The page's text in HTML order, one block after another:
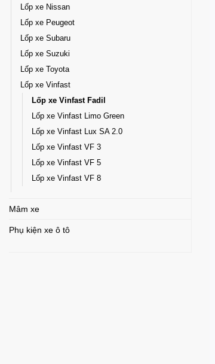
Lốp xe Nissan
Lốp xe Peugeot
Lốp xe Subaru
Lốp xe Suzuki
Lốp xe Toyota
Lốp xe Vinfast
Lốp xe Vinfast Fadil
Lốp xe Vinfast Limo Green
Lốp xe Vinfast Lux SA 2.0
Lốp xe Vinfast VF 3
Lốp xe Vinfast VF 5
Lốp xe Vinfast VF 8
Mâm xe
Phụ kiện xe ô tô